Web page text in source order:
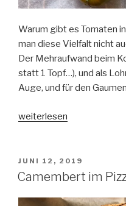
Warum gibt es Tomaten
man diese Vielfalt nicht
Der Mehraufwand beim
statt 1 Topf…), und als
Auge, und für den
„Rot,
—
Dreierlei
weiterlesen
VERÖFFENTLICHT
AM
JUNI 12, 2019
Camembert im